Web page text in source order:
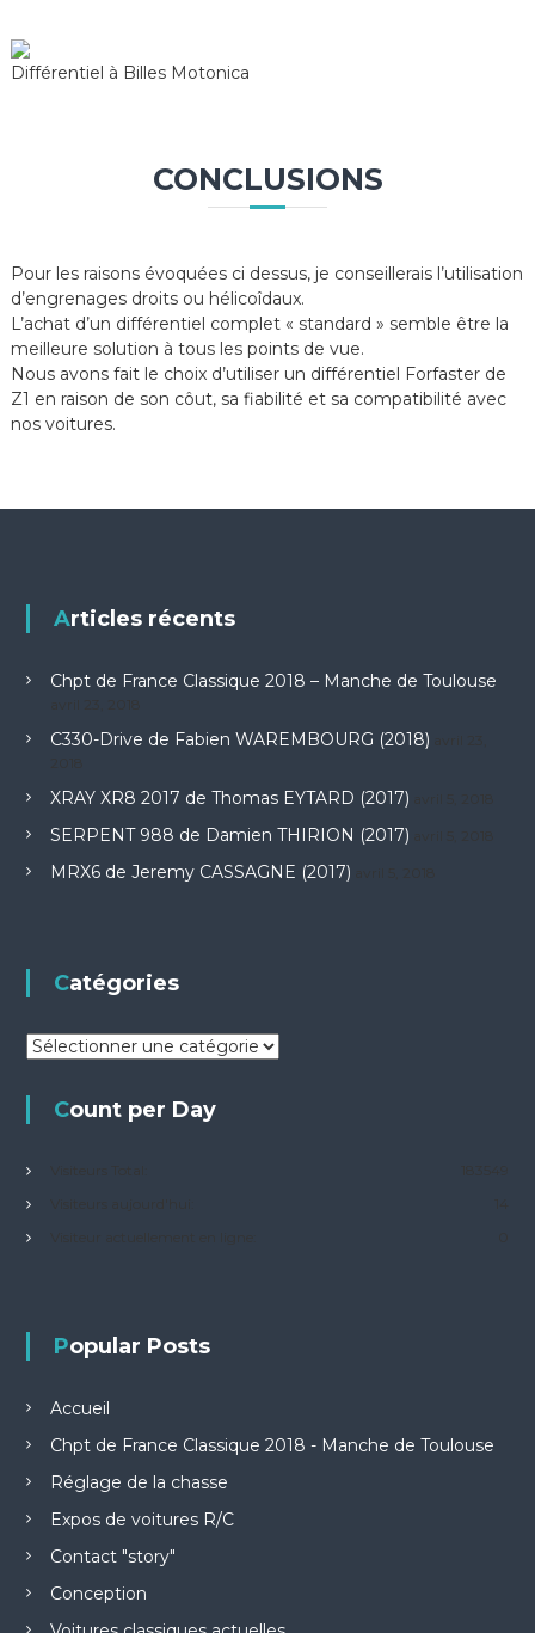
Différentiel à Billes Motonica
CONCLUSIONS
Pour les raisons évoquées ci dessus, je conseillerais l’utilisation
d’engrenages droits ou hélicoîdaux.
L’achat d’un différentiel complet « standard » semble être la
meilleure solution à tous les points de vue.
Nous avons fait le choix d’utiliser un différentiel Forfaster de
Z1 en raison de son côut, sa fiabilité et sa compatibilité avec
nos voitures.
Articles récents
Chpt de France Classique 2018 – Manche de Toulouse
C330-Drive de Fabien WAREMBOURG (2018)
XRAY XR8 2017 de Thomas EYTARD (2017)
SERPENT 988 de Damien THIRION (2017)
MRX6 de Jeremy CASSAGNE (2017)
Catégories
C
t
é
o
e
Count per Day
Popular Posts
Accueil
Chpt de France Classique 2018 - Manche de Toulouse
Réglage de la chasse
Expos de voitures R/C
Contact "story"
Conception